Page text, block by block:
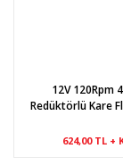
12V 120Rpm
Redüktörlü Kare
624,00 TL +